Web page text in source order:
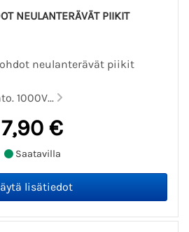
NEULANTERÄVÄT PIIKIT
neulanterävät piikit
1000V...
7,90 €
Saatavilla